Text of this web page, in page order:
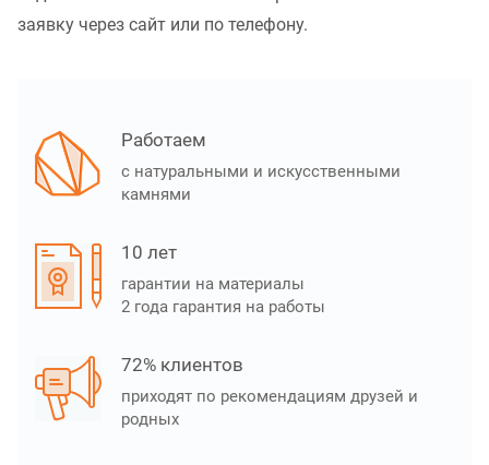
заявку через сайт или по телефону.
Работаем
с натуральными и искусственными
камнями
10 лет
гарантии на материалы
2 года гарантия на работы
72% клиентов
приходят по рекомендациям друзей и
родных